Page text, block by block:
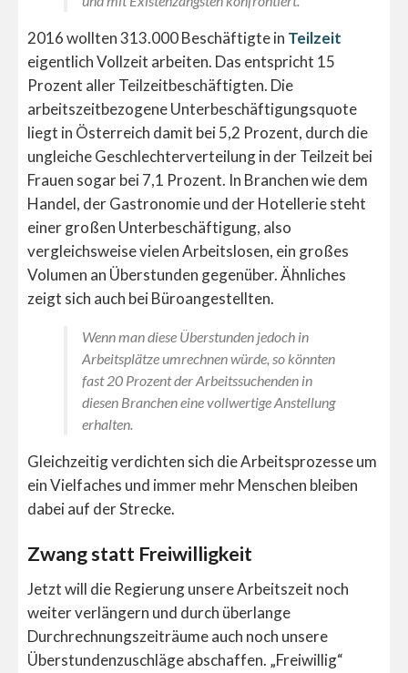
2016 wollten 313.000 Beschäftigte in ‪Teilzeit
eigentlich Vollzeit arbeiten. Das entspricht 15
Prozent aller Teilzeitbeschäftigten. Die
arbeitszeitbezogene Unterbeschäftigungsquote
liegt in Österreich damit bei 5,2 Prozent, durch die
ungleiche Geschlechterverteilung in der Teilzeit bei
Frauen sogar bei 7,1 Prozent. In Branchen wie dem
Handel, der Gastronomie und der Hotellerie steht
einer großen Unterbeschäftigung, also
vergleichsweise vielen Arbeitslosen, ein großes
Volumen an Überstunden gegenüber. Ähnliches
zeigt sich auch bei Büroangestellten.
Wenn man diese Überstunden jedoch in
Arbeitsplätze umrechnen würde, so könnten
fast 20 Prozent der Arbeitssuchenden in
diesen Branchen eine vollwertige Anstellung
erhalten.
Gleichzeitig verdichten sich die Arbeitsprozesse um
ein Vielfaches und immer mehr Menschen bleiben
dabei auf der Strecke.
Zwang statt Freiwilligkeit
Jetzt will die Regierung unsere Arbeitszeit noch
weiter verlängern und durch überlange
Durchrechnungszeiträume auch noch unsere
Überstundenzuschläge abschaffen. „Freiwillig“